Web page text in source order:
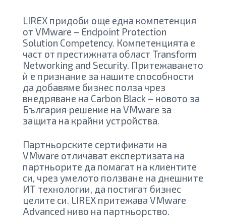
LIREX придоби още една компетенция
от VMware – Endpoint Protection
Solution Competency. Компетенцията е
част от престижната област Transform
Networking and Security. Притежаването
ѝ е признание за нашите способности
да добавяме бизнес полза чрез
внедряване на Carbon Black – новото за
България решение на VMware за
защита на крайни устройства.
​Партньорските сертификати на
VMware отличават експертизата на
партньорите да помагат на клиентите
си, чрез умелото ползване на днешните
ИТ технологии, да постигат бизнес
целите си. LIREX притежава VMware
Advanced ниво на партньорство.